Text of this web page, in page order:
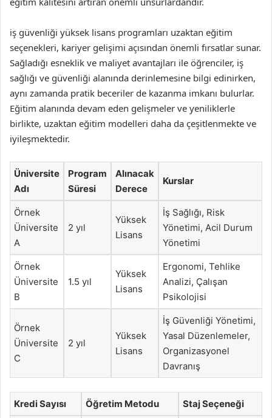
iş güvenliği yüksek lisans programları uzaktan eğitim
seçenekleri, kariyer gelişimi açısından önemli fırsatlar sunar.
Sağladığı esneklik ve maliyet avantajları ile öğrenciler, iş
sağlığı ve güvenliği alanında derinlemesine bilgi edinirken,
aynı zamanda pratik beceriler de kazanma imkanı bulurlar.
Eğitim alanında devam eden gelişmeler ve yeniliklerle
birlikte, uzaktan eğitim modelleri daha da çeşitlenmekte ve
iyileşmektedir.
Üniversite
Adı
Program
Süresi
Alınacak
Derece
Kurslar
Örnek
Üniversite
A
2 yıl
Yüksek
Lisans
İş Sağlığı, Risk
Yönetimi, Acil Durum
Yönetimi
Örnek
Üniversite
B
1.5 yıl
Yüksek
Lisans
Ergonomi, Tehlike
Analizi, Çalışan
Psikolojisi
Örnek
Üniversite
C
2 yıl
Yüksek
Lisans
İş Güvenliği Yönetimi,
Yasal Düzenlemeler,
Organizasyonel
Davranış
Kredi Sayısı Öğretim Metodu Staj Seçeneği